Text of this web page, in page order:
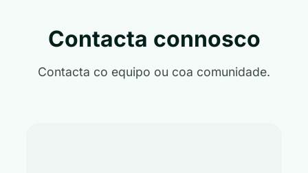
Contacta connosco
Contacta co equipo ou coa comunidade.